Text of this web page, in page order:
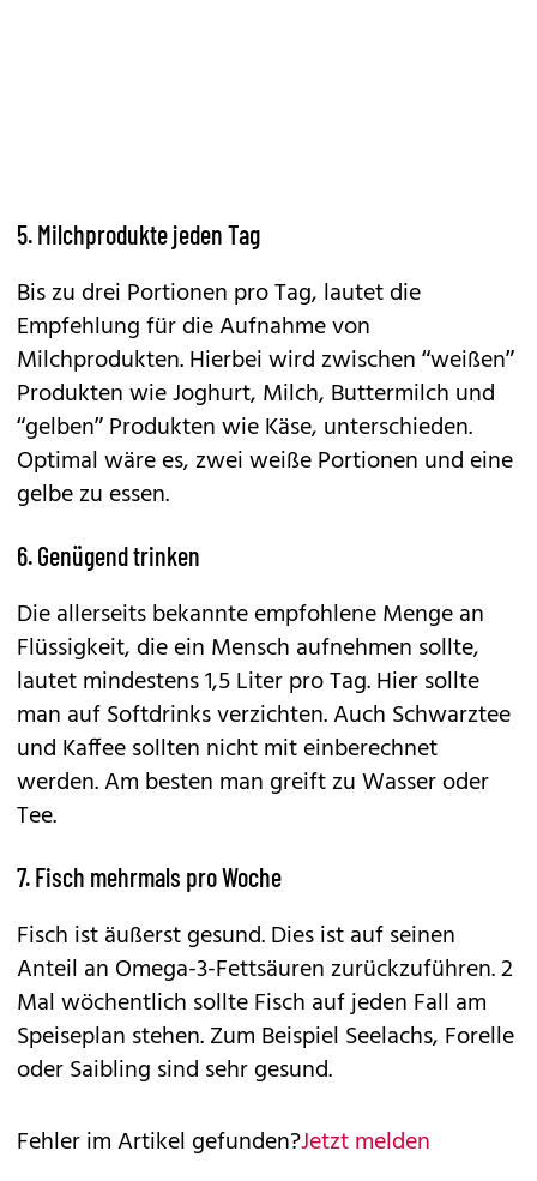
5. Milchprodukte jeden Tag
Bis zu drei Portionen pro Tag, lautet die
Empfehlung für die Aufnahme von
Milchprodukten. Hierbei wird zwischen “weißen”
Produkten wie Joghurt, Milch, Buttermilch und
“gelben” Produkten wie Käse, unterschieden.
Optimal wäre es, zwei weiße Portionen und eine
gelbe zu essen.
6. Genügend trinken
Die allerseits bekannte empfohlene Menge an
Flüssigkeit, die ein Mensch aufnehmen sollte,
lautet mindestens 1,5 Liter pro Tag. Hier sollte
man auf Softdrinks verzichten. Auch Schwarztee
und Kaffee sollten nicht mit einberechnet
werden. Am besten man greift zu Wasser oder
Tee.
7. Fisch mehrmals pro Woche
Fisch ist äußerst gesund. Dies ist auf seinen
Anteil an Omega-3-Fettsäuren zurückzuführen. 2
Mal wöchentlich sollte Fisch auf jeden Fall am
Speiseplan stehen. Zum Beispiel Seelachs, Forelle
oder Saibling sind sehr gesund.
Fehler im Artikel gefunden?Jetzt melden